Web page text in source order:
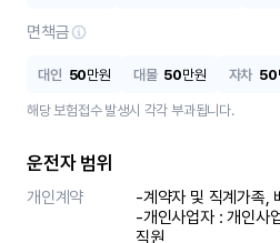
면책금
대인 50만원 대물 50만원 자차 50
해당 보험접수 발생시 각각 부과됩니다.
운전자 범위
개인계약
-계약자 및 직계가족,
-개인사업자 : 개인사